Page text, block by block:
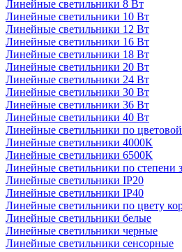
Линейные светильники 8 Вт
Линейные светильники 10 Вт
Линейные светильники 12 Вт
Линейные светильники 16 Вт
Линейные светильники 18 Вт
Линейные светильники 20 Вт
Линейные светильники 24 Вт
Линейные светильники 30 Вт
Линейные светильники 36 Вт
Линейные светильники 40 Вт
Линейные светильники по
Линейные светильники 4000К
Линейные светильники 6500К
Линейные светильники по степени
Линейные светильники IP20
Линейные светильники IP40
Линейные светильники по цвету
Линейные светильники белые
Линейные светильники черные
Линейные светильники сенсорные